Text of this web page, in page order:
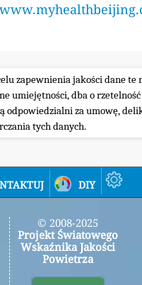
zapewnienia jakości dane te
umiejętności, dba o
odpowiedzialni za umowę,
tych danych.
diy
© 2008-2025
Projekt Światowego
Wskaźnika Jakości
Powietrza